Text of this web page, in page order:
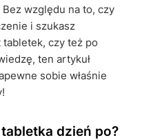
względu na to, czy
i szukasz
czy też po
ten artykuł
sobie właśnie
dzień po?